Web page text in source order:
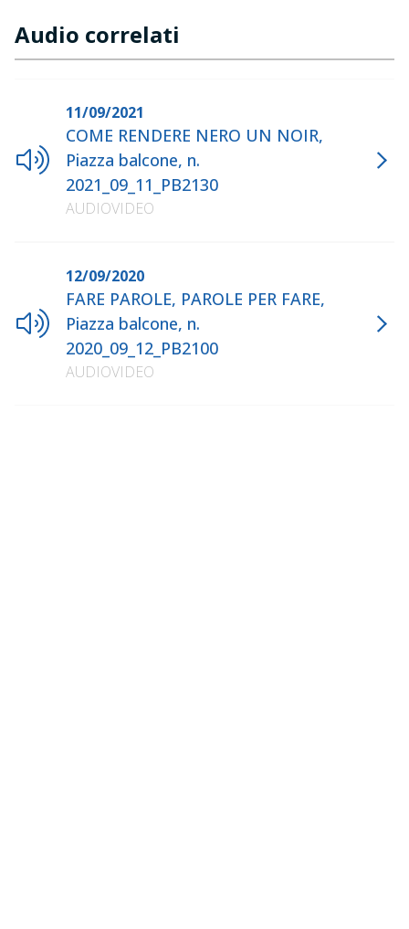
Audio correlati
11/09/2021
COME RENDERE NERO UN NOIR,
Piazza balcone, n.
2021_09_11_PB2130
AUDIOVIDEO
12/09/2020
FARE PAROLE, PAROLE PER FARE,
Piazza balcone, n.
2020_09_12_PB2100
AUDIOVIDEO